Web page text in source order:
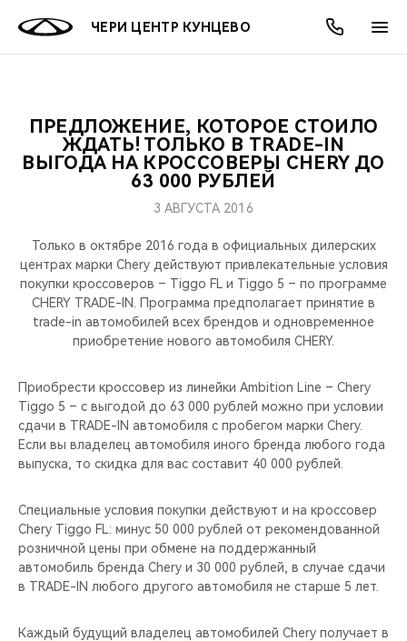
ЧЕРИ ЦЕНТР КУНЦЕВО
МОДЕЛИ
СЕДАНЫ
НОВИНКИ
ПОКУПАТЕЛЯМ
ВЛАДЕЛЬЦАМ
ПОДДЕРЖКА
CHERY CONNECT
МИР CHERY
CHERY В СОЦСЕТЯХ
ЛЮДИ CHERY
CHERY REMOTE
CHERY И СПОРТ
НАШИ МЕРОПРИЯТИЯ
ВИДЕООБЗОРЫ
CHERY ДЛЯ ДЕТЕЙ
АКЦИИ
ОНЛАЙН СЕРВИСЫ
О КОМПАНИИ
ПРЕДЛОЖЕНИЕ, КОТОРОЕ СТОИЛО
ЖДАТЬ! ТОЛЬКО В TRADE-IN
ВЫГОДА НА КРОССОВЕРЫ CHERY ДО
63 000 РУБЛЕЙ
3 АВГУСТА 2016
Только в октябре 2016 года в официальных дилерских
центрах марки Chery действуют привлекательные условия
покупки кроссоверов – Tiggo FL и Tiggo 5 – по программе
CHERY TRADE-IN. Программа предполагает принятие в
trade-in автомобилей всех брендов и одновременное
приобретение нового автомобиля CHERY.
Приобрести кроссовер из линейки Ambition Line – Chery
Tiggo 5 – c выгодой до 63 000 рублей можно при условии
сдачи в TRADE-IN автомобиля с пробегом марки Chery.
Если вы владелец автомобиля иного бренда любого года
выпуска, то скидка для вас составит 40 000 рублей.
Специальные условия покупки действуют и на кроссовер
Chery Tiggo FL: минус 50 000 рублей от рекомендованной
розничной цены при обмене на поддержанный
автомобиль бренда Chery и 30 000 рублей, в случае сдачи
в TRADE-IN любого другого автомобиля не старше 5 лет.
Каждый будущий владелец автомобилей Chery получает в